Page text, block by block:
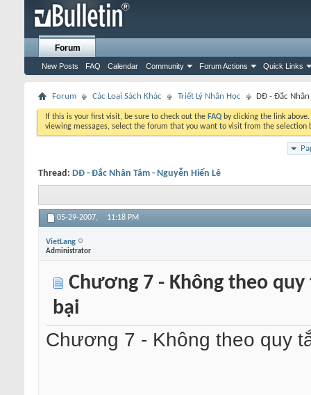
Forum
New Posts FAQ Calendar Community Forum Actions Quick Links
Forum Các Loại Sách Khác Triết Lý Nhân Học DĐ - Đắc Nhân
If this is your first visit, be sure to check out the FAQ by clicking the link
viewing messages, select the forum that you want to visit from the selection
Thread: DĐ - Đắc Nhân Tâm - Nguyễn Hiến Lê
05-29-2007, 11:18 PM
VietLang
Administrator
Chương 7 - Không theo
bại
Chương 7 - Không theo quy